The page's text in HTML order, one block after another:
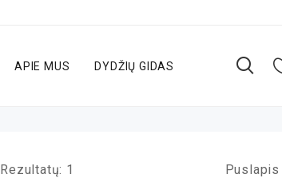
APIE MUS DYDŽIŲ GIDAS
Rezultatų: 1 Puslapis